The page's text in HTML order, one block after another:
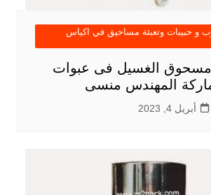
و حبيبات وتعبئة مساحيق في اكياس
مسحوق الغسيل فى عبوات
أبريل 4, 2023